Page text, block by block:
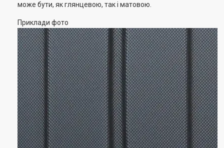
може бути, як глянцевою, так і матовою.
Приклади фото